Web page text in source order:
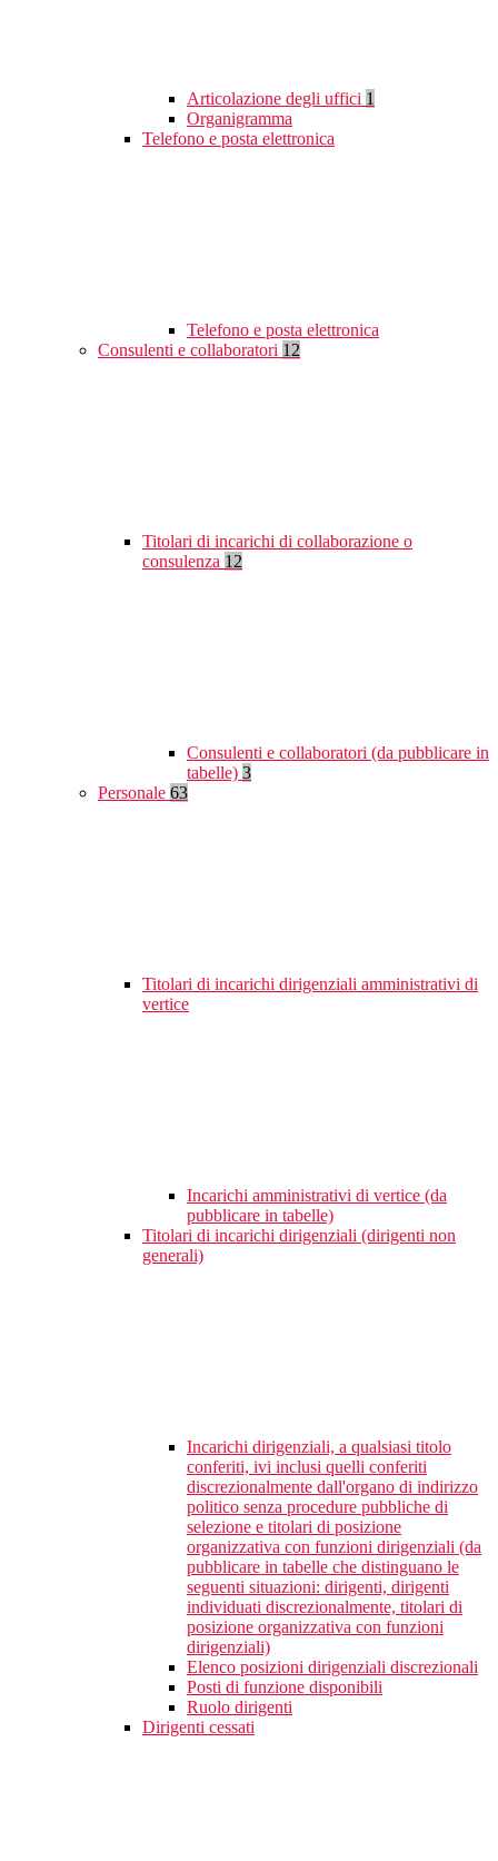
Articolazione degli uffici 1
Organigramma
Telefono e posta elettronica
Telefono e posta elettronica
Consulenti e collaboratori 12
Titolari di incarichi di collaborazione o
consulenza 12
Consulenti e collaboratori (da pubblicare in
tabelle) 3
Personale 63
Titolari di incarichi dirigenziali amministrativi di
vertice
Incarichi amministrativi di vertice (da
pubblicare in tabelle)
Titolari di incarichi dirigenziali (dirigenti non
generali)
Incarichi dirigenziali, a qualsiasi titolo
conferiti, ivi inclusi quelli conferiti
discrezionalmente dall'organo di indirizzo
politico senza procedure pubbliche di
selezione e titolari di posizione
organizzativa con funzioni dirigenziali (da
pubblicare in tabelle che distinguano le
seguenti situazioni: dirigenti, dirigenti
individuati discrezionalmente, titolari di
posizione organizzativa con funzioni
dirigenziali)
Elenco posizioni dirigenziali discrezionali
Posti di funzione disponibili
Ruolo dirigenti
Dirigenti cessati